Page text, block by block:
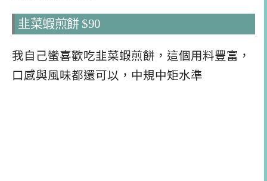
韭菜蝦煎餅 $90
我自己蠻喜歡吃韭菜蝦煎餅，這個用料豐富，
口感與風味都還可以，中規中矩水準